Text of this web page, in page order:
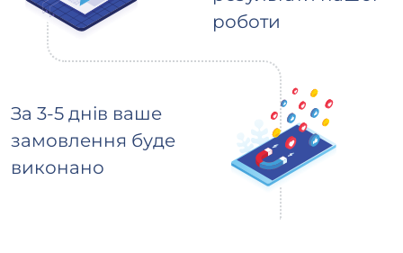
роботи
За 3-5 днів ваше
замовлення буде
виконано